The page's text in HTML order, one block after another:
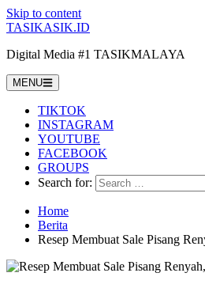
Skip to content
TASIKASIK.ID
Digital Media #1 TASIKMALAYA
MENU
TIKTOK
INSTAGRAM
YOUTUBE
FACEBOOK
GROUPS
Search for:
Home
Berita
Resep Membuat Sale Pisang